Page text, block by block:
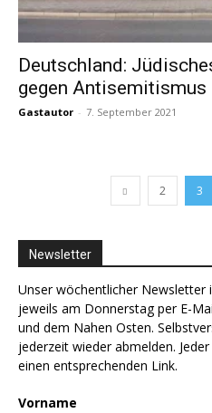
Deutschland:
gegen Antisemitismus
Gastautor - 7. September 2021
2 3
Newsletter
Unser wöchentlicher Newsletter
jeweils am Donnerstag per E-
und dem Nahen Osten.
jederzeit wieder abmelden.
einen entsprechenden Link.
Vorname